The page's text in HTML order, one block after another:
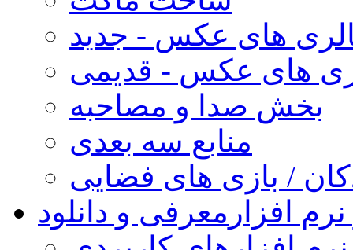
های عکس - جدید
های عکس - قدیمی
بخش صدا و مصاحبه
منابع سه بعدی
/ بازی های فضایی
افزار معرفی و دانلود